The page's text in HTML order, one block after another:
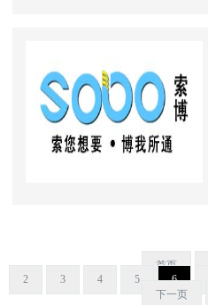
首页
2
3 4 5 6
下一页